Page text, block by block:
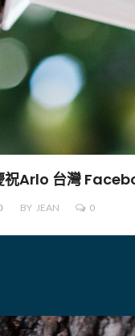
祝Arlo 台灣
BY JEAN 0